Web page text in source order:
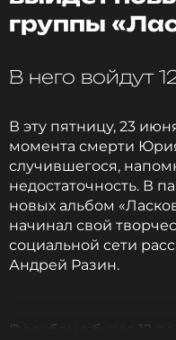
годовщину смерти
Фото: соцсети
Смотрите
оставаться
группы
В него войдут
В эту пятницу, 23
момента смерти
случившегося,
недостаточность. В
новых альбом
начинал свой
социальной сети
Андрей Разин.
В альбоме будет 12